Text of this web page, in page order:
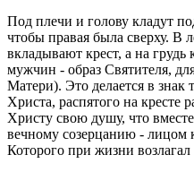
Под плечи и голову кладут
чтобы правая была сверху. В
вкладывают крест, а на
мужчин - образ Святителя,
Матери). Это делается в знак
Христа, распятого на кресте
Христу свою душу, что
вечному созерцанию - лицом
Которого при жизни возлагал